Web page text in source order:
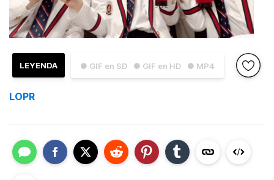
● GIF en SD ● GIF en HD ● MP4
LEYENDA
LOPR